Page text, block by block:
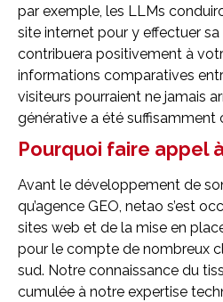
par exemple, les LLMs
site internet pour y effectuer sa
contribuera positivement à
informations comparatives
visiteurs pourraient ne jamais
générative a été suffisamment
Pourquoi faire appel
Avant le développement de
qu’agence GEO, netao s’est
sites web et de la mise en
pour le compte de nombreux
sud. Notre connaissance du
cumulée à notre expertise